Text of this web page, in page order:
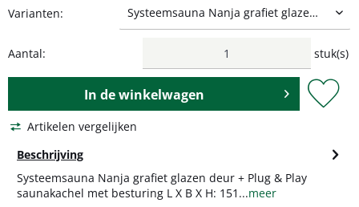
Varianten:
Aantal: stuk(s)
In dewinkelwagen
Artikelen vergelijken
Beschrijving
Systeemsauna Nanja grafiet glazen deur + Plug & Play
saunakachel met besturing L X B X H: 151...meer